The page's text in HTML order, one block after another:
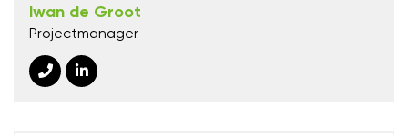
Iwan de Groot
Projectmanager